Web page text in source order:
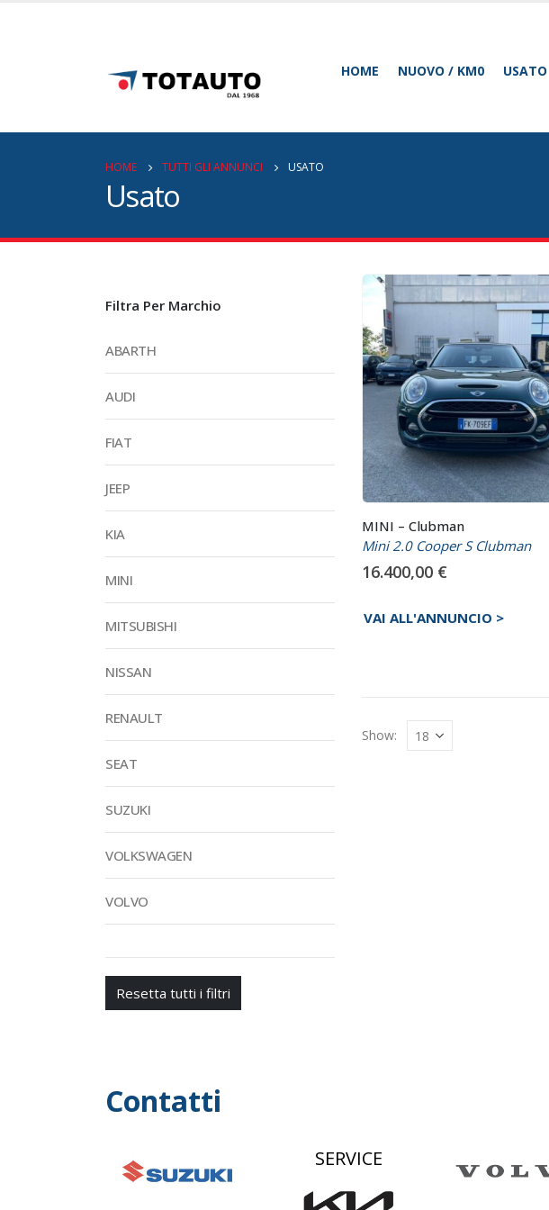
HOME NUOVO / KM0 USATO
HOME TUTTI GLI ANNUNCI USATO
Usato
MINI – Clubman
Mini 2.0 Cooper S Clubman
16.400,00 €
VAI ALL'ANNUNCIO >
Show:
Filtra Per Marchio
ABARTH
AUDI
FIAT
JEEP
KIA
MINI
MITSUBISHI
NISSAN
RENAULT
SEAT
SUZUKI
VOLKSWAGEN
VOLVO
Resetta tutti i filtri
Contatti
SERVICE